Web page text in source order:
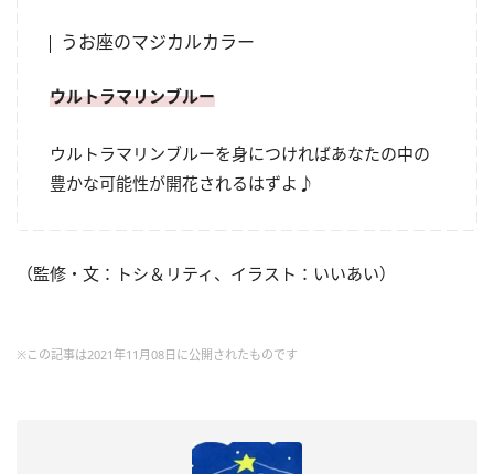
うお座のマジカルカラー
ウルトラマリンブルー
ウルトラマリンブルーを身につければあなたの中の
豊かな可能性が開花されるはずよ♪
（監修・文：トシ＆リティ、イラスト：いいあい）
※この記事は2021年11月08日に公開されたものです